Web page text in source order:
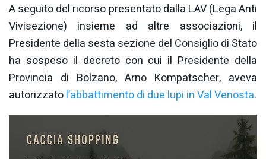
A seguito del ricorso presentato dalla LAV (Lega Anti
Vivisezione) insieme ad altre associazioni, il
Presidente della sesta sezione del Consiglio di Stato
ha sospeso il decreto con cui il Presidente della
Provincia di Bolzano, Arno Kompatscher, aveva
autorizzatol’abbattimento di due lupi in Val Venosta.